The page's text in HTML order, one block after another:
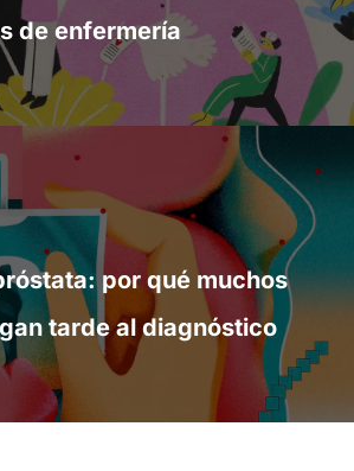
de enfermería
por qué muchos
tarde al diagnóstico